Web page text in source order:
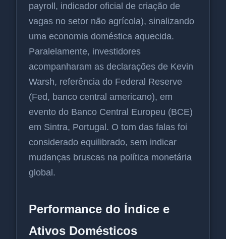
payroll, indicador oficial de criação de
vagas no setor não agrícola), sinalizando
uma economia doméstica aquecida.
Paralelamente, investidores
acompanharam as declarações de Kevin
Warsh, referência do Federal Reserve
(Fed, banco central americano), em
evento do Banco Central Europeu (BCE)
em Sintra, Portugal. O tom das falas foi
considerado equilibrado, sem indicar
mudanças bruscas na política monetária
global.
Performance do Índice e
Ativos Domésticos